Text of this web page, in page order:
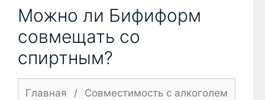
Можно ли Бифиформ
совмещать со
спиртным?
Главная /
Совместимость с алкоголем